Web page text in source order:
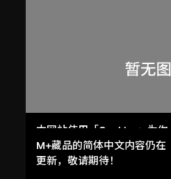
本网站使用「Cookies」为你
提供最好的网站体验。
了解更多
M+藏品的简体中文内容仍在
更新，敬请期待！